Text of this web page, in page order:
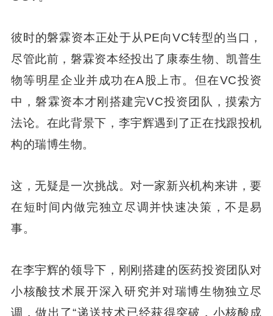
彼时的磐霖资本正处于从PE向VC转型的当口，
尽管此前，磐霖资本经投出了康泰生物、凯普生
物等明星企业并成功在A股上市。但在VC投资
中，磐霖资本才刚搭建完VC投资团队，摸索方
法论。在此背景下，李宇辉遇到了正在找跟投机
构的瑞博生物。
这，无疑是一次挑战。对一家新兴机构来讲，要
在短时间内做完独立尽调并快速决策，不是易
事。
在李宇辉的领导下，刚刚搭建的医药投资团队对
小核酸技术展开深入研究并对瑞博生物独立尽
调，做出了“递送技术已经获得突破，小核酸成